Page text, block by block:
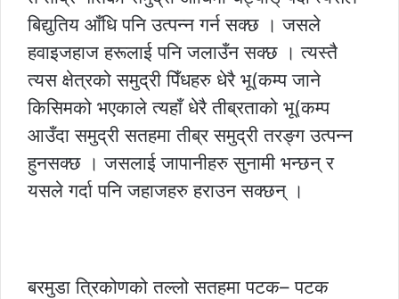
बिद्युतिय आँधि पनि उत्पन्न गर्न सक्छ । जसले
हवाइजहाज हरूलाई पनि जलाउँन सक्छ । त्यस्तै
त्यस क्षेत्रको समुद्री पिँधहरु धेरै भू(कम्प जाने
किसिमको भएकाले त्यहाँ धेरै तीब्रताको भू(कम्प
आउँदा समुद्री सतहमा तीब्र समुद्री तरङ्ग उत्पन्न
हुनसक्छ । जसलाई जापानीहरु सुनामी भन्छन् र
यसले गर्दा पनि जहाजहरु हराउन सक्छन् ।
बरमुडा त्रिकोणको तल्लो सतहमा पटक– पटक